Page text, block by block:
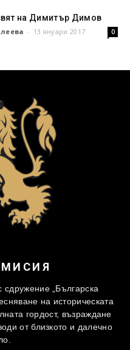
на Димитър Димов
- 13 януари 2017 0
„Българска
на историческата
гордост, възраждане
от близкото и далечно